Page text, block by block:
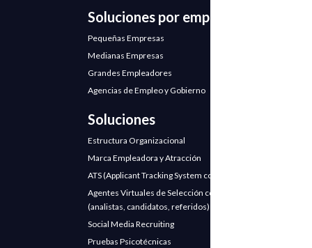
Soluciones por empresa
Pequeñas Empresas
Medianas Empresas
Grandes Empleadores
Agencias de Empleo y Gobierno
Soluciones
Estructura Organizacional
Marca Empleadora y Atracción
ATS (Applicant Tracking System con IA)
Agentes Virtuales de Selección con IA
(analistas, candidatos, referidos)
Social Media Recruiting
Pruebas Psicotécnicas